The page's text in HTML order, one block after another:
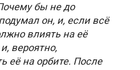
бы не до
он, и, если всё
влиять на её
вероятно,
её на орбите. После